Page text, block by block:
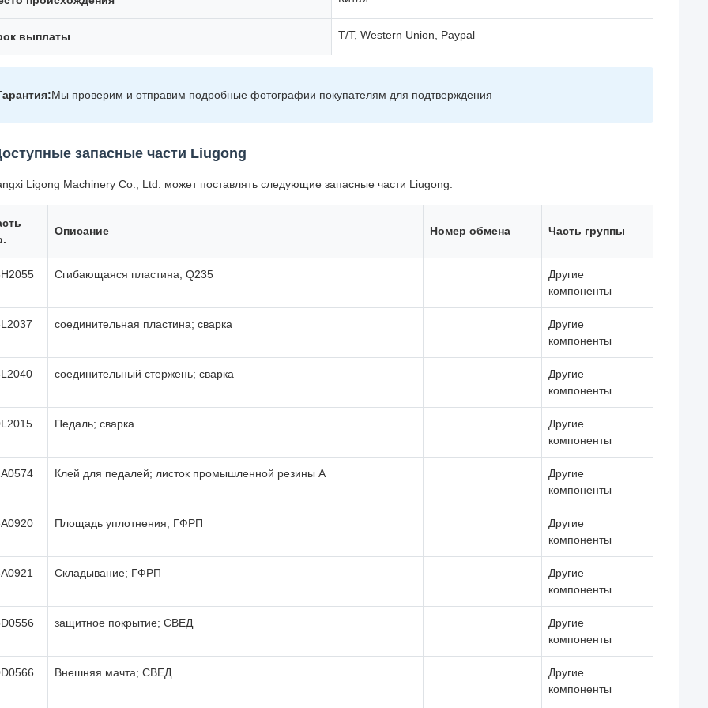
выплаты T/T, Western Union, Paypal
Мы проверим и отправим подробные фотографии покупателям для подтверждения
запасные части Liugong
Ligong Machinery Co., Ltd. может поставлять следующие запасные части Liugong:
Описание Номер обмена Часть группы
Сгибающаяся пластина; Q235
Другие
компоненты
соединительная пластина; сварка
Другие
компоненты
соединительный стержень; сварка
Другие
компоненты
Педаль; сварка
Другие
компоненты
Клей для педалей; листок промышленной резины А
Другие
компоненты
Площадь уплотнения; ГФРП
Другие
компоненты
Складывание; ГФРП
Другие
компоненты
защитное покрытие; СВЕД
Другие
компоненты
Внешняя мачта; СВЕД
Другие
компоненты